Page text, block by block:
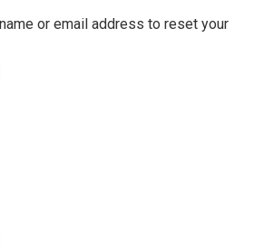
or email address to reset your